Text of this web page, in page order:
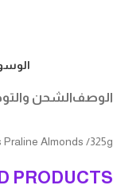
الوصفالشحن
Praline Almonds /325g
PRODUCTS